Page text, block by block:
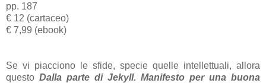
pp. 187
€ 12 (cartaceo)
€ 7,99 (ebook)
Se vi piacciono le sfide, specie quelle intellettuali, allora
questo Dalla parte di Jekyll. Manifesto per una buona